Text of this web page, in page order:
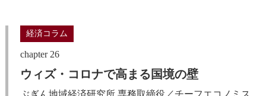
経済コラム
chapter 26
ウィズ・コロナで高まる国境の壁